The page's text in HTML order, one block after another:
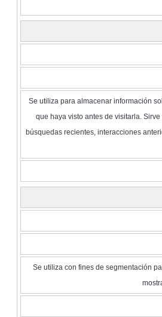
Se utiliza para almacenar información
que haya visto antes de visitarla.
búsquedas recientes, interacciones
Se utiliza con fines de segmentación